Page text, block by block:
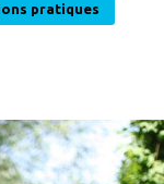
pratiques